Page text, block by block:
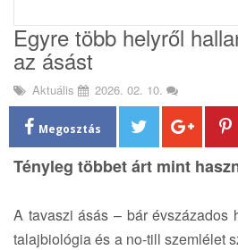
Egyre több helyről
az ásást
Aktuális 2026. 02. 10.
Megosztás
Tényleg többet árt mint
A tavaszi ásás – bár évszázados
talajbiológia és a no-till szemlélet